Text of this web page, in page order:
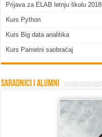
Prijava za ELAB letnju školu 2018
Kurs Python
Kurs Big data analitika
Kurs Pametni saobraćaj
Saradnici i Alumni